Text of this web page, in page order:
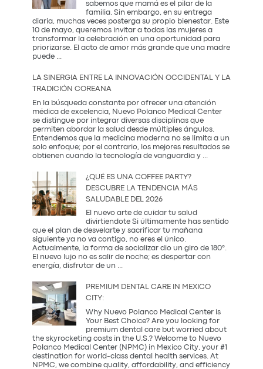
sabemos que mamá es el pilar de la
familia. Sin embargo, en su entrega
diaria, muchas veces posterga su propio bienestar. Este
10 de mayo, queremos invitar a todas las mujeres a
transformar la celebración en una oportunidad para
priorizarse. El acto de amor más grande que una madre
puede ...
que
Realmente
Necesita:
Salud
y
Prevención
LA SINERGIA ENTRE LA INNOVACIÓN OCCIDENTAL Y LA
TRADICIÓN COREANA
En la búsqueda constante por ofrecer una atención
médica de excelencia, Nuevo Polanco Medical Center
se distingue por integrar diversas disciplinas que
permiten abordar la salud desde múltiples ángulos.
Entendemos que la medicina moderna no se limita a un
solo enfoque; por el contrario, los mejores resultados se
obtienen cuando la tecnología de vanguardia y
Tradición
¿QUÉ ES UNA COFFEE PARTY?
DESCUBRE LA TENDENCIA MÁS
SALUDABLE DEL 2026
El nuevo arte de cuidar tu salud
divirtiendote Si últimamente has sentido
que el plan de desvelarte y sacrificar tu mañana
siguiente ya no va contigo, no eres el único.
Actualmente, la forma de socializar dio un giro de 180°.
El nuevo lujo no es salir de noche; es despertar con
energía, disfrutar de un ...
una
Descubre
la
tendencia
más
saludable
del
2026
PREMIUM DENTAL CARE IN MEXICO
CITY:
Why Nuevo Polanco Medical Center is
Your Best Choice? Are you looking for
premium dental care but worried about
the skyrocketing costs in the U.S.? Welcome to Nuevo
Polanco Medical Center (NPMC) in Mexico City, your #1
destination for world-class dental health services. At
NPMC, we combine quality, affordability, and efficiency